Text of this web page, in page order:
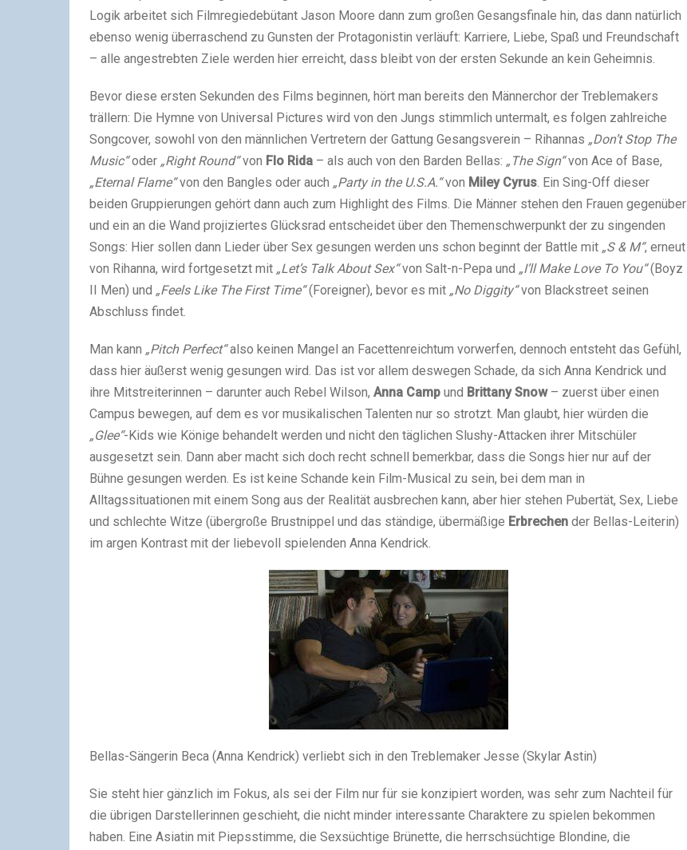
Logik arbeitet sich Filmregiedebütant Jason Moore dann zum großen Gesangsfinale hin, das dann natürlich
ebenso wenig überraschend zu Gunsten der Protagonistin verläuft: Karriere, Liebe, Spaß und Freundschaft
– alle angestrebten Ziele werden hier erreicht, dass bleibt von der ersten Sekunde an kein Geheimnis.
Bevor diese ersten Sekunden des Films beginnen, hört man bereits den Männerchor der Treblemakers
trällern: Die Hymne von Universal Pictures wird von den Jungs stimmlich untermalt, es folgen zahlreiche
Songcover, sowohl von den männlichen Vertretern der Gattung Gesangsverein – Rihannas „Don’t Stop The
Music“oder „Right Round“von Flo Rida – als auch von den Barden Bellas: „The Sign“von Ace of Base,
„Eternal Flame“von den Bangles oder auch „Party in the U.S.A.“von Miley Cyrus. Ein Sing-Off dieser
beiden Gruppierungen gehört dann auch zum Highlight des Films. Die Männer stehen den Frauen gegenüber
und ein an die Wand projiziertes Glücksrad entscheidet über den Themenschwerpunkt der zu singenden
Songs: Hier sollen dann Lieder über Sex gesungen werden uns schon beginnt der Battle mit „S & M“, erneut
von Rihanna, wird fortgesetzt mit „Let’s Talk About Sex“von Salt-n-Pepa und „I’ll Make Love To You“(Boyz
II Men) und „Feels Like The First Time“(Foreigner), bevor es mit „No Diggity“von Blackstreet seinen
Abschluss findet.
Man kann „Pitch Perfect“also keinen Mangel an Facettenreichtum vorwerfen, dennoch entsteht das Gefühl,
dass hier äußerst wenig gesungen wird. Das ist vor allem deswegen Schade, da sich Anna Kendrick und
ihre Mitstreiterinnen – darunter auch Rebel Wilson, Anna Camp und Brittany Snow– zuerst über einen
Campus bewegen, auf dem es vor musikalischen Talenten nur so strotzt. Man glaubt, hier würden die
„Glee“-Kids wie Könige behandelt werden und nicht den täglichen Slushy-Attacken ihrer Mitschüler
ausgesetzt sein. Dann aber macht sich doch recht schnell bemerkbar, dass die Songs hier nur auf der
Bühne gesungen werden. Es ist keine Schande kein Film-Musical zu sein, bei dem man in
Alltagssituationen mit einem Song aus der Realität ausbrechen kann, aber hier stehen Pubertät, Sex, Liebe
und schlechte Witze (übergroße Brustnippel und das ständige, übermäßige Erbrechen der Bellas-Leiterin)
im argen Kontrast mit der liebevoll spielenden Anna Kendrick.
Bellas-Sängerin Beca (Anna Kendrick) verliebt sich in den Treblemaker Jesse (Skylar Astin)
Sie steht hier gänzlich im Fokus, als sei der Film nur für sie konzipiert worden, was sehr zum Nachteil für
die übrigen Darstellerinnen geschieht, die nicht minder interessante Charaktere zu spielen bekommen
haben. Eine Asiatin mit Piepsstimme, die Sexsüchtige Brünette, die herrschsüchtige Blondine, die